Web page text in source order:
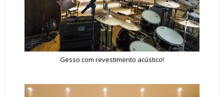
Gesso com revestimento acústico!